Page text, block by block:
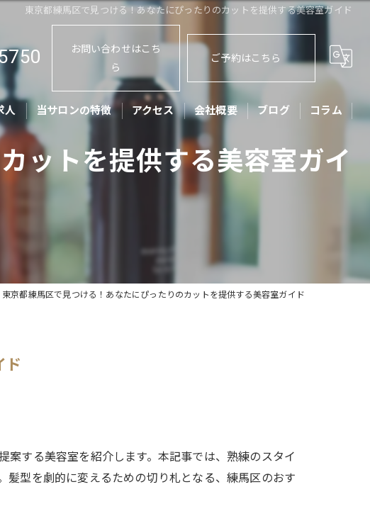
東京都練馬区で見つける！あなたにぴったりのカットを提供する美容室ガイド
お問い合わせはこち
ら
ご予約はこちら
人 当サロンの特徴
カット
トリートメント
アクセス 会社概要 ブログ コラム
ットを提供する美容室ガイ
東京都練馬区で見つける！あなたにぴったりのカットを提供する美容室ガイド
ド
する美容室を紹介します。本記事では、熟練のスタイ
髪型を劇的に変えるための切り札となる、練馬区のおす